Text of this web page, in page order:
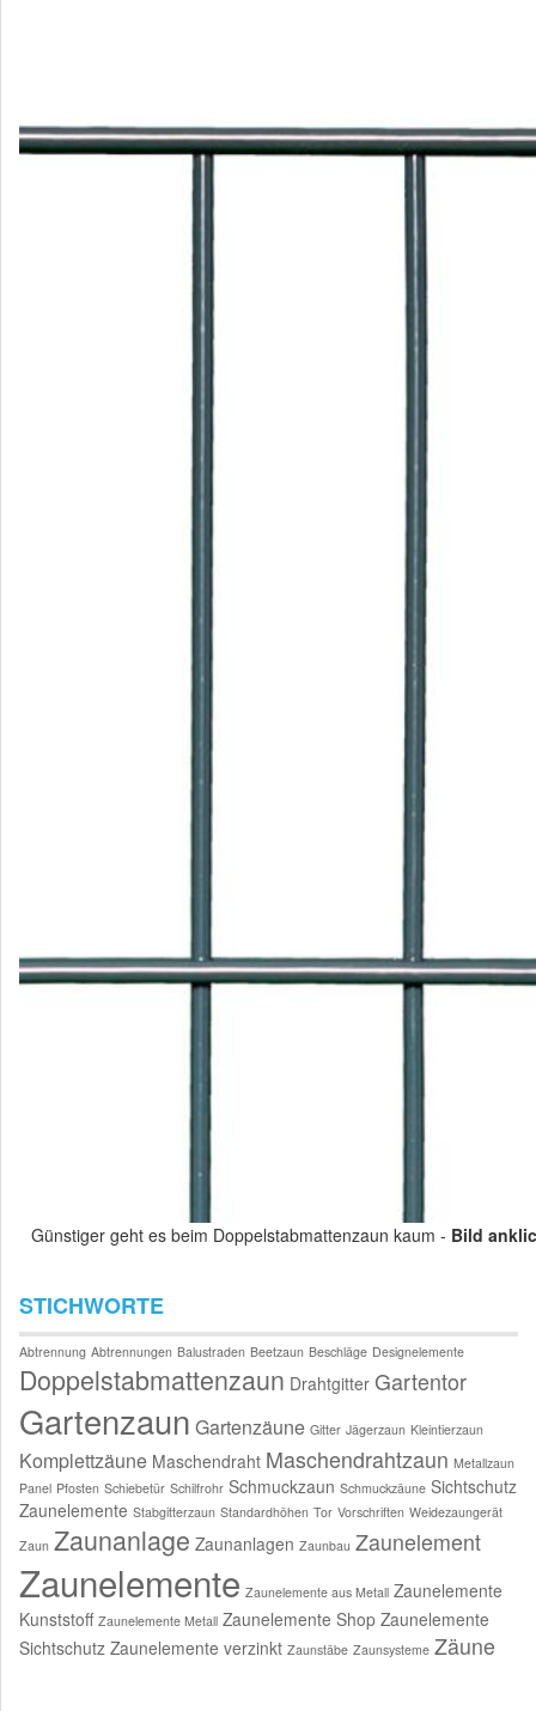
Günstiger geht es beim Doppelstabmattenzaun kaum - Bild
STICHWORTE
Abtrennung Abtrennungen Balustraden Beetzaun Beschläge Designelemente
Doppelstabmattenzaun Drahtgitter Gartentor
Gartenzaun Gartenzäune Gitter Jägerzaun Kleintierzaun
Komplettzäune Maschendraht Maschendrahtzaun Metallzaun
Panel Pfosten Schiebetür Schilfrohr Schmuckzaun Schmuckzäune Sichtschutz
Zaunelemente Stabgitterzaun Standardhöhen Tor Vorschriften Weidezaungerät
Zaun Zaunanlage Zaunanlagen Zaunbau Zaunelement
Zaunelemente Zaunelemente aus Metall Zaunelemente
Kunststoff Zaunelemente Metall Zaunelemente Shop Zaunelemente
Sichtschutz Zaunelemente verzinkt Zaunstäbe Zaunsysteme Zäune